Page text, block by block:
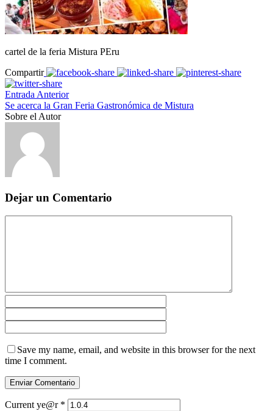
cartel de la feria Mistura PEru
Compartir
Entrada Anterior
Se acerca la Gran Feria Gastronómica de Mistura
Sobre el Autor
Dejar un Comentario
Save my name, email, and website in this browser for the next
time I comment.
Current ye@r *